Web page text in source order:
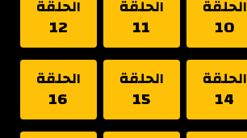
الحلقة
10
الحلقة
11
الحلقة
12
الحلقة
14
الحلقة
15
الحلقة
16